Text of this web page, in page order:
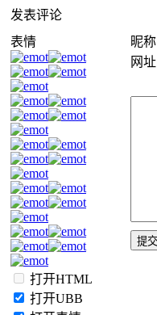
发表评论
表情
打开HTML
打开UBB
昵称
网址